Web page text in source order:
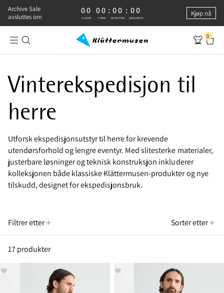
Archive Sale
avsluttes om
0 DAGER, 0 TIMER, 0 MINUTTER, 0 SEKUNDER
00
DAGER
00
TIMER
: 00
MINUTTER
: 00
SEKUNDER
Kjøp nå
0
Vinterekspedisjon til
herre
Utforsk ekspedisjonsutstyr til herre for krevende
utendørsforhold og lengre eventyr. Med slitesterke materialer,
justerbare løsninger og teknisk konstruksjon inkluderer
kolleksjonen både klassiske Klättermusen-produkter og nye
tilskudd, designet for ekspedisjonsbruk.
Filtrer etter Sorter etter
17 produkter